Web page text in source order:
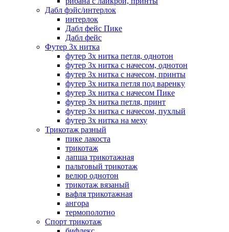
Дабл фэйс/интерлок
интерлок
Дабл фейс Пике
Дабл фейс
Футер 3х нитка
футер 3х нитка петля, однотон
футер 3х нитка с начесом, однотон
футер 3х нитка с начесом, принты
футер 3х нитка петля под варенку
футер 3х нитка с начесом Пике
футер 3х нитка петля, принт
футер 3х нитка с начесом, пухлый
футер 3х нитка на меху
Трикотаж разный
пике лакоста
трикотаж
лапша трикотажная
пальтовый трикотаж
велюр однотон
трикотаж вязаный
вафля трикотажная
ангора
термополотно
Спорт трикотаж